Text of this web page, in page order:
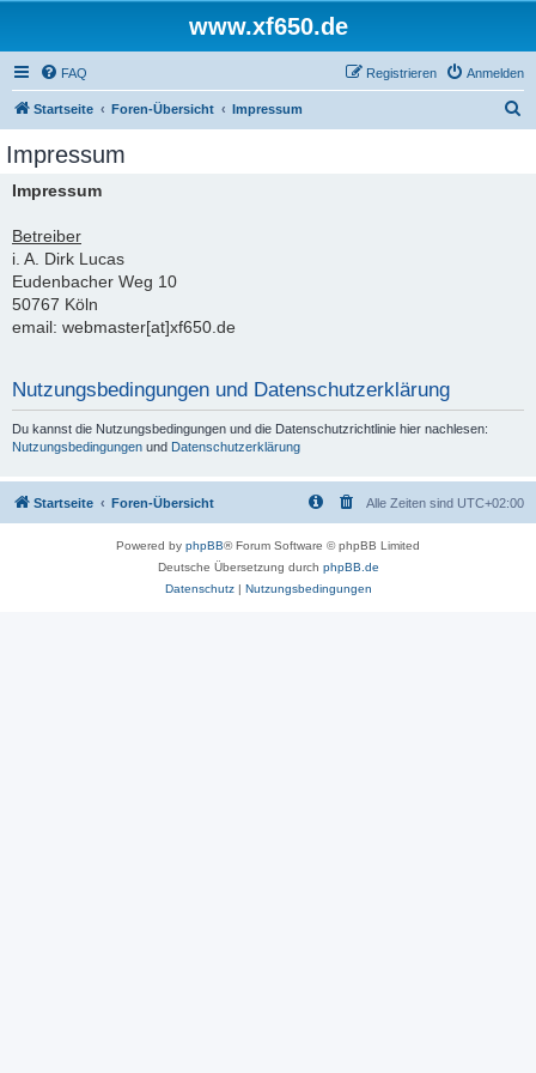
www.xf650.de
FAQ Anmelden
Registrieren
Startseite Foren-Übersicht Impressum
Impressum
Impressum
Betreiber
i. A. Dirk Lucas
Eudenbacher Weg 10
50767 Köln
email: webmaster[at]xf650.de
Nutzungsbedingungen und Datenschutzerklärung
Du kannst die Nutzungsbedingungen und die Datenschutzrichtlinie hier nachlesen:
Nutzungsbedingungen und Datenschutzerklärung
Startseite Foren-Übersicht Alle Zeiten sind UTC+02:00
Powered by phpBB® Forum Software © phpBB Limited
Deutsche Übersetzung durch phpBB.de
Datenschutz| Nutzungsbedingungen